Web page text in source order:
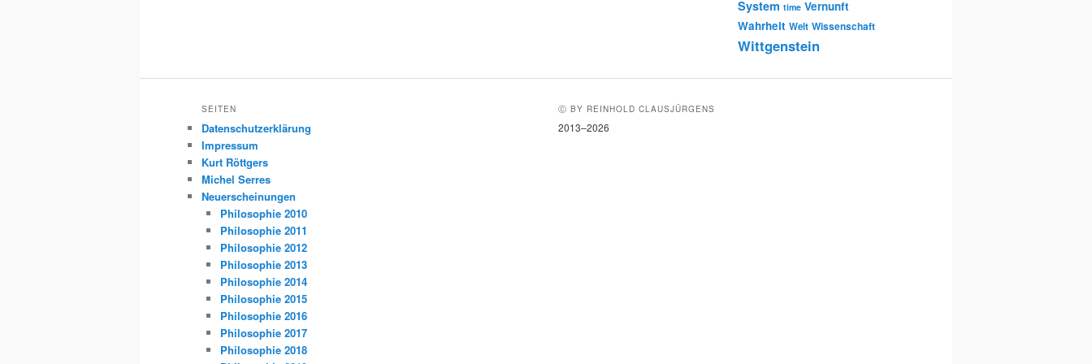
System time Vernunft
Wahrheit Welt Wissenschaft
Wittgenstein
SEITEN
Datenschutzerklärung
Impressum
Kurt Röttgers
Michel Serres
Neuerscheinungen
Philosophie 2010
Philosophie 2011
Philosophie 2012
Philosophie 2013
Philosophie 2014
Philosophie 2015
Philosophie 2016
Philosophie 2017
Philosophie 2018
Ⓒ BY REINHOLD CLAUSJÜRGENS
2013–2026